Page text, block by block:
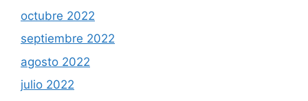
octubre 2022
septiembre 2022
agosto 2022
julio 2022